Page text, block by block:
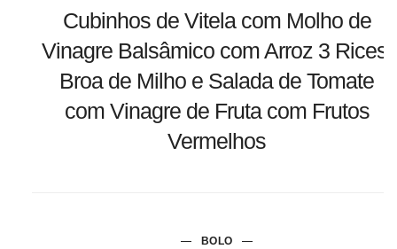
Cubinhos de Vitela com Molho de
Vinagre Balsâmico com Arroz 3 Rices,
Broa de Milho e Salada de Tomate
com Vinagre de Fruta com Frutos
Vermelhos
BOLO